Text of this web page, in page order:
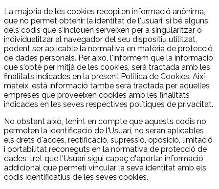
La majoria de les cookies recopilen informació anònima,
que no permet obtenir la identitat de l'usuari, si bé alguns
dels codis que s'inclouen serveixen per a singularitzar o
individualitzar al navegador del seu dispositiu utilitzat,
podent ser aplicable la normativa en matèria de protecció
de dades personals. Per això, l'informem que la informació
que s'obté per mitjà de les cookies, serà tractada amb les
finalitats indicades en la present Política de Cookies. Així
mateix, està informació també serà tractada per aquelles
empreses que proveeixen cookies amb les finalitats
indicades en les seves respectives polítiques de privacitat.
No obstant això, tenint en compte que aquests codis no
permeten la identificació de l'Usuari, no seran aplicables
els drets d'accés, rectificació, supressió, oposició, limitació
i portabilitat reconeguts en la normativa de protecció de
dades, tret que l'Usuari sigui capaç d'aportar informació
addicional que permeti vincular la seva identitat amb els
codis identificatius de les seves cookies.